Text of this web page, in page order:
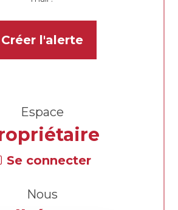
Créer l'alerte
Espace
Se connecter
Nous